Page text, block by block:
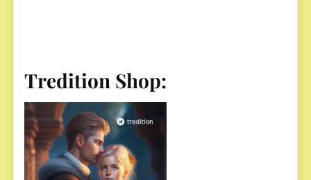
Tredition Shop: